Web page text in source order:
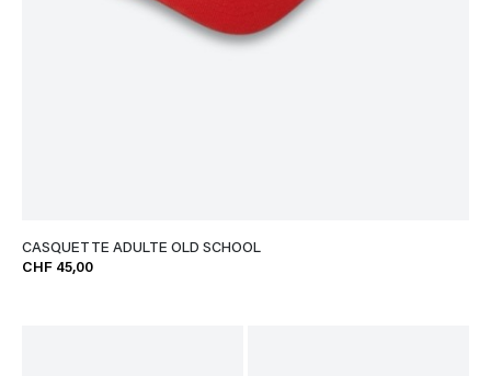
CASQUETTE ADULTE OLD SCHOOL
CHF 45,00